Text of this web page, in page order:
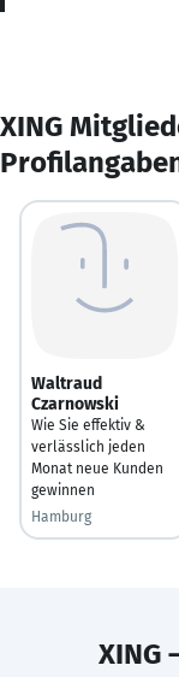
XING
Waltraud
Czarnowski
Wie Sie effektiv &
verlässlich jeden
Monat neue Kunden
gewinnen
Hamburg
XING